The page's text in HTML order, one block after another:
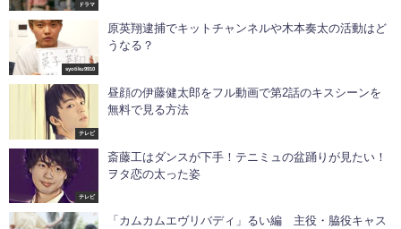
ドラマ
syotiku9910
原英翔逮捕でキットチャンネルや木本奏太の活動はど
うなる？
テレビ
昼顔の伊藤健太郎をフル動画で第2話のキスシーンを
無料で見る方法
テレビ
斎藤工はダンスが下手！テニミュの盆踊りが見たい！
ヲタ恋の太った姿
「カムカムエヴリバディ」るい編 主役・脇役キャス